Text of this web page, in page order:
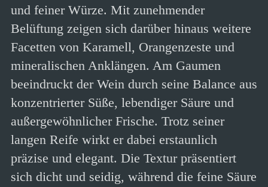
und feiner Würze. Mit zunehmender
Belüftung zeigen sich darüber hinaus weitere
Facetten von Karamell, Orangenzeste und
mineralischen Anklängen. Am Gaumen
beeindruckt der Wein durch seine Balance aus
konzentrierter Süße, lebendiger Säure und
außergewöhnlicher Frische. Trotz seiner
langen Reife wirkt er dabei erstaunlich
präzise und elegant. Die Textur präsentiert
sich dicht und seidig, während die feine Säure